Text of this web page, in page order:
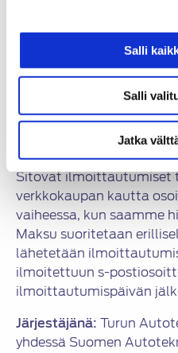
Salli
Salli
Jatka
vuonna, voit
Ilmoittautumiset ja
Viimeinen
Sitovat ilmoittautumiset
verkkokaupan kautta
vaiheessa, kun saamme
Maksu suoritetaan
lähetetään
ilmoitettuun s-
ilmoittautumispäivän
Järjestäjänä: Turun
yhdessä Suomen